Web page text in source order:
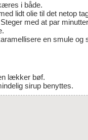
i både.
med at par
en smule og
lækker bøf.
sirup benyttes.